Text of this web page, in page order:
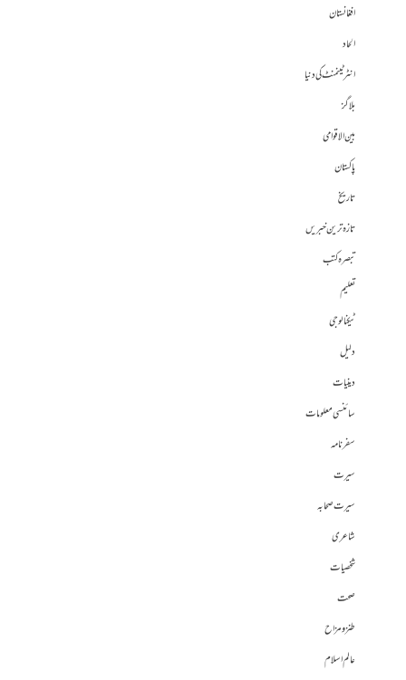
افغانستان
الحاد
انٹرٹینمنٹ کی دنیا
بلاگز
بین الاقوامی
پاکستان
تاریخ
تازہ ترین خبریں
تبصرہ کتب
تعلیم
ٹیکنالوجی
دلیل
دینیات
سائنسی معلومات
سفرنامہ
سیرت
سیرت صحابہ
شاعری
شخصیات
صحت
طنز و مزاح
عالم اسلام